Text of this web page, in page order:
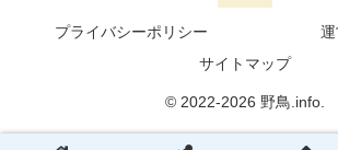
プライバシーポリシー
サイトマップ
© 2022-2026 野鳥.info.